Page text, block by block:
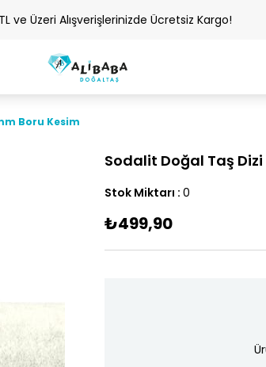
ve Üzeri Alışverişlerinizde Ücretsiz Kargo!
Boru Kesim
Sodalit Doğal Taş Dizi
Stok Miktarı : 0
₺499,90